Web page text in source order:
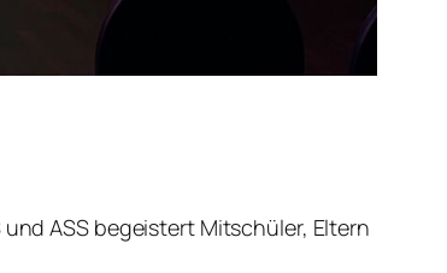
ASS begeistert Mitschüler, Eltern